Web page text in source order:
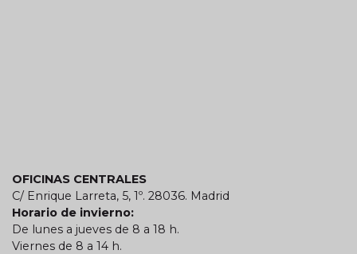
OFICINAS CENTRALES
C/ Enrique Larreta, 5, 1º. 28036. Madrid
Horario de invierno:
De lunes a jueves de 8 a 18 h.
Viernes de 8 a 14 h.